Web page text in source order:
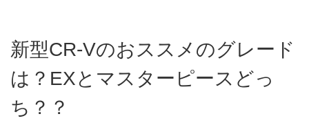
新型CR-Vのおススメのグレード
は？EXとマスターピースどっ
ち？？